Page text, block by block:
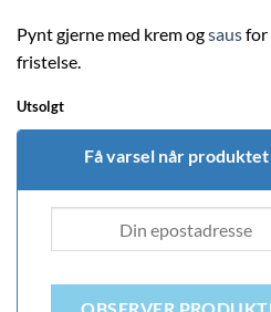
Pynt gjerne med krem ogsausfor
fristelse.
Utsolgt
Få varsel når